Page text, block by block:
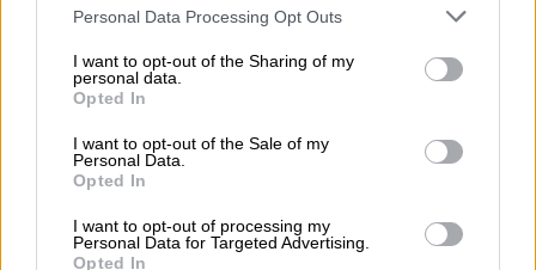
Please note that this website/app uses one or more Google
not limited to your visit or usage behaviour. You may click to
grant or deny consent to Google and its third-party tags to
use your data for below specified purposes in below Google
consent section.
Personal Data Processing Opt Outs
I want to opt-out of the Sharing of my
personal data.
Opted In
I want to opt-out of the Sale of my
Personal Data.
Opted In
I want to opt-out of processing my
Personal Data for Targeted Advertising.
Opted In
σύμφωνα με όσα αναφέρει το STAR, αφού το
όνομά της ενεπλάκη σε σπείρα με
τηλεφωνικές απάτες.